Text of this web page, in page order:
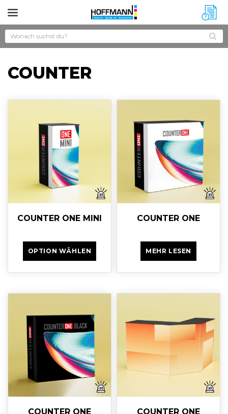
?
COUNTER
COUNTER ONE MINI
OPTION WÄHLEN
COUNTER ONE
MEHR LESEN
COUNTER ONE
COUNTER ONE